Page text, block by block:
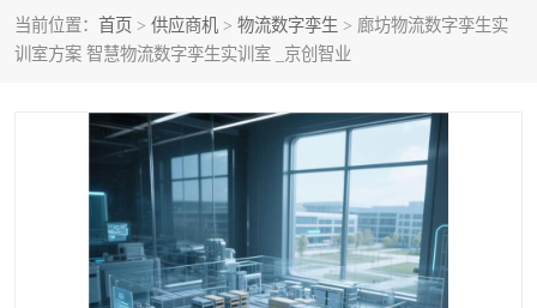
当前位置： 首页 > 供应商机 > 物流数字孪生 > 廊坊物流数字孪生实
训室方案 智慧物流数字孪生实训室 _京创智业
智慧零售实训 智能制造
物流数字孪生 数字企业经营
工业工程实训室